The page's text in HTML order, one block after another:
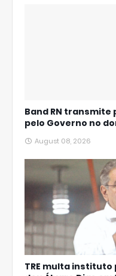
Band RN
pelo Governo no
August 08, 2026
TRE multa